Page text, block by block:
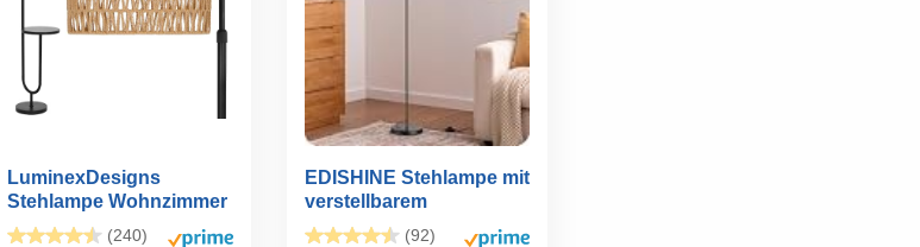
LuminexDesigns
Stehlampe Wohnzimmer
Vintage Rattan...
(240)
EDISHINE Stehlampe mit
verstellbarem
Metallkopf...
(92)